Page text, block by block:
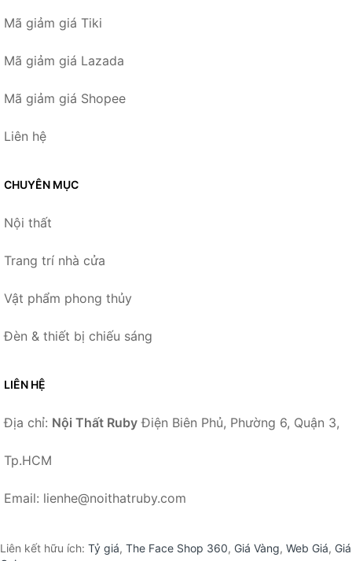
Mã giảm giá Tiki
Mã giảm giá Lazada
Mã giảm giá Shopee
Liên hệ
CHUYÊN MỤC
Nội thất
Trang trí nhà cửa
Vật phẩm phong thủy
Đèn & thiết bị chiếu sáng
LIÊN HỆ
Địa chỉ: Nội Thất Ruby Điện Biên Phủ, Phường 6, Quận 3,
Tp.HCM
Email: lienhe@noithatruby.com
Liên kết hữu ích: Tỷ giá, The Face Shop 360, Giá Vàng, Web Giá, Giá